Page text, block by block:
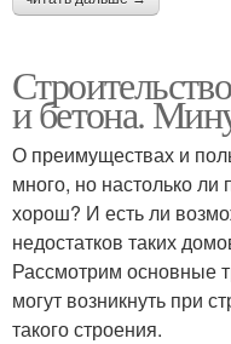
и бетона.
О преимуществах и
много, но настолько ли
хорош? И есть ли
недостатков таких
Рассмотрим основные
могут возникнуть при
такого строения.